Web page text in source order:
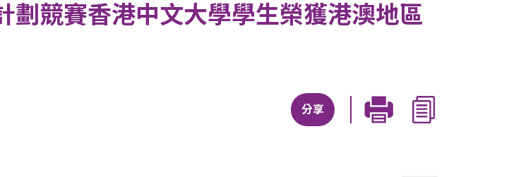
劃競賽香港中文大學學生榮獲港澳地區
分享